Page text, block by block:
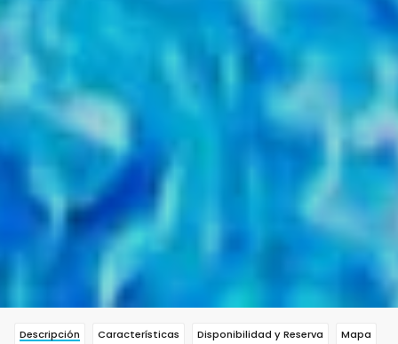
Descripción Características Disponibilidad y Reserva Mapa